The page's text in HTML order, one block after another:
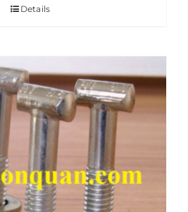
Details